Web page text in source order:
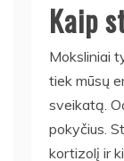
Kaip
Moksliniai
tiek mūsų
sveikatą.
pokyčius.
kortizolį ir